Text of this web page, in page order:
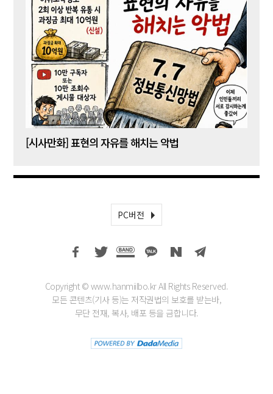
[시사만화] 표현의 자유를 해치는 악법
PC버전
Copyright © www.hanmiilbo.kr All Rights Reserved.
모든 콘텐츠(기사 등)는 저작권법의 보호를 받는바,
무단 전재, 복사, 배포 등을 금합니다.